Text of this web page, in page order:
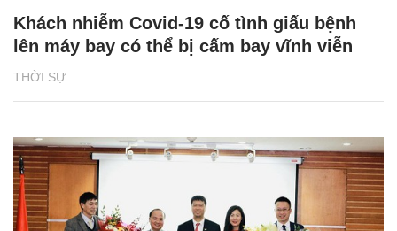
THỜI SỰ
Khách nhiễm Covid-19 cố tình giấu bệnh
lên máy bay có thể bị cấm bay vĩnh viễn